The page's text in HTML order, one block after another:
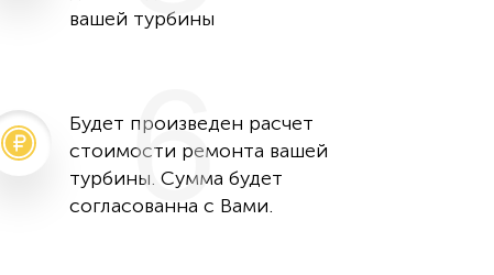
вашей турбины
Будет произведен расчет
стоимости ремонта вашей
турбины. Сумма будет
согласованна с Вами.
6